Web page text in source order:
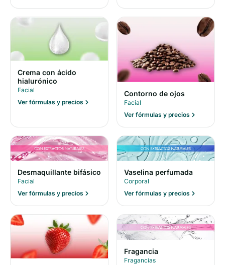
Crema con ácido
hialurónico
Facial
Ver fórmulas y precios
Contorno de ojos
Facial
Ver fórmulas y precios
Desmaquillante bifásico
Facial
Ver fórmulas y precios
Vaselina perfumada
Corporal
Ver fórmulas y precios
Fragancia
Fragancias